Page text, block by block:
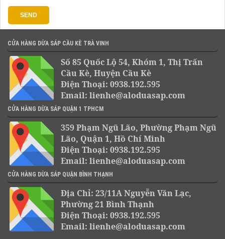
CỬA HÀNG DỪA SÁP CẦU KÈ TRÀ VINH
Số 85 Quốc Lộ 54, Khóm 1, Thị Trấn
Cầu Kè, Huyện Cầu Kè
Điện Thoại: 0938.192.595
Email: lienhe@aloduasap.com
CỬA HÀNG DỪA SÁP QUẬN 1 TPHCM
359 Phạm Ngũ Lão, Phường Phạm Ngũ
Lão, Quận 1, Hồ Chí Minh
Điện Thoại: 0938.192.595
Email: lienhe@aloduasap.com
CỬA HÀNG DỪA SÁP QUẬN BÌNH THẠNH
Địa Chỉ: 23/11A Nguyễn Văn Lạc,
Phường 21 Bình Thạnh
Điện Thoại: 0938.192.595
Email: lienhe@aloduasap.com